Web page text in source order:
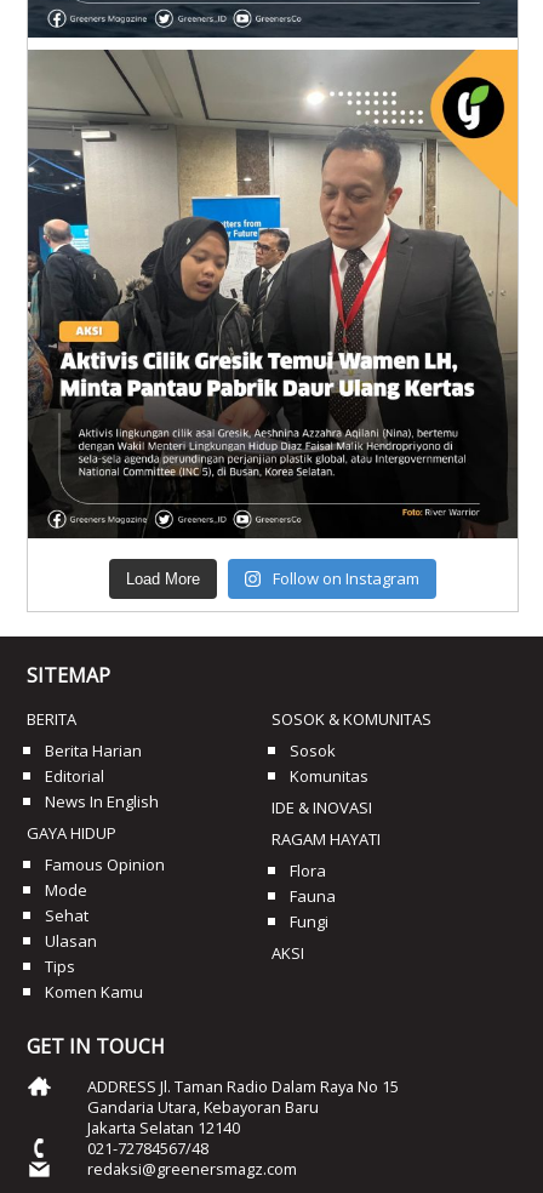
Load More Follow on Instagram
SITEMAP
BERITA
Berita Harian
Editorial
News In English
GAYA HIDUP
Famous Opinion
Mode
Sehat
Ulasan
Tips
Komen Kamu
SOSOK & KOMUNITAS
Sosok
Komunitas
IDE & INOVASI
RAGAM HAYATI
Flora
Fauna
Fungi
AKSI
GET IN TOUCH
ADDRESS Jl. Taman Radio Dalam Raya No 15
Gandaria Utara, Kebayoran Baru
Jakarta Selatan 12140
021-72784567/48
redaksi@greenersmagz.com